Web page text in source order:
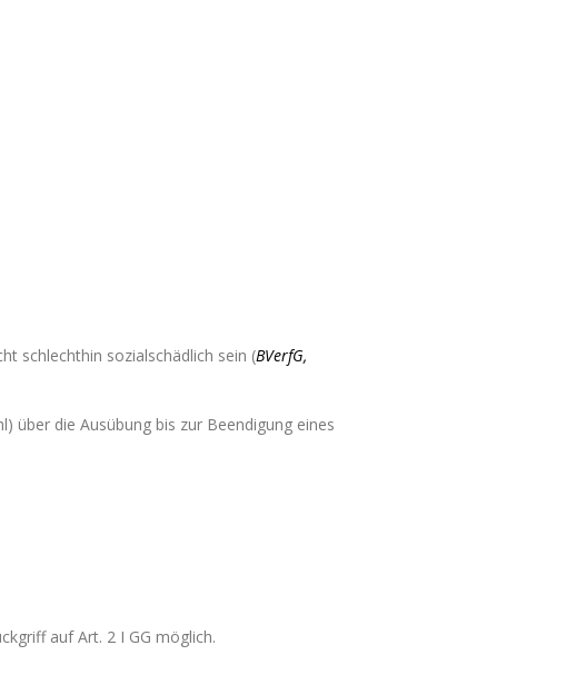
schlechthin sozialschädlich sein (BVerfG,
über die Ausübung bis zur Beendigung eines
auf Art. 2 I GG möglich.